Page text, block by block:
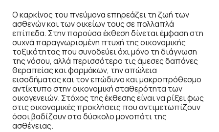
Ο καρκίνος του πνεύμονα επηρεάζει τη ζωή των
ασθενών και των οικείων τους σε πολλαπλά
επίπεδα. Στην παρούσα έκθεση δίνεται έμφαση στη
συχνά παραγνωρισμένη πτυχή της οικονομικής
τοξικότητας που συνοδεύει όχι μόνο τη διάγνωση
της νόσου, αλλά περισσότερο τις άμεσες δαπάνες
θεραπείας και φαρμάκων, την απώλεια
εισοδήματος και τον επώδυνο και μακροπρόθεσμο
αντίκτυπο στην οικονομική σταθερότητα των
οικογενειών. Στόχος της έκθεσης είναι να ρίξει φως
στις οικονομικές προκλήσεις που αντιμετωπίζουν
όσοι βαδίζουν στο δύσκολο μονοπάτι της
ασθένειας.